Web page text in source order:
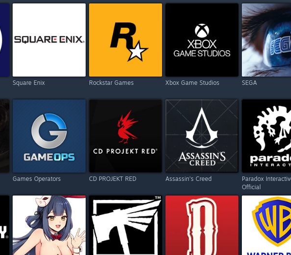
Square Enix Rockstar Games Xbox Game Studios SEGA
Games Operators CD PROJEKT RED Assassin's Creed
Paradox
Official